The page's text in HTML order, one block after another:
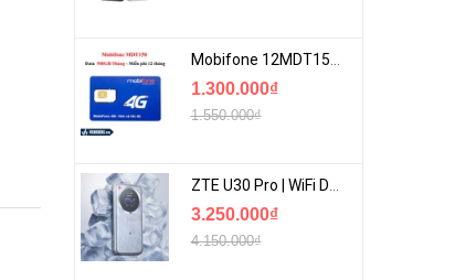
Mobifone 12MDT150 | Sim Chuyên 4G Mobifone Dung Lượng Cao 500GB/Tháng Gói 1 Năm
1.300.000₫
1.550.000₫
ZTE U30 Pro | WiFi Di Động 5G Tốc Độ Lên Đến 500Mbps, Màn Hình Cảm Ứng
3.250.000₫
4.150.000₫